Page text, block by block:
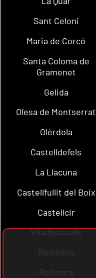
Sant Celoni
Maria de Corcó
Santa Coloma de
Gramenet
Gelida
Olesa de Montserrat
Olèrdola
Castelldefels
La Llacuna
Castellfullit del Boix
Castellcir
Viladecavalls
Badalona
Rellinars